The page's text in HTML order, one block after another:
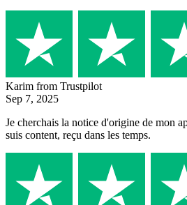
Karim from Trustpilot
Sep 7, 2025
Je cherchais la notice d'origine de mon
suis content, reçu dans les temps.